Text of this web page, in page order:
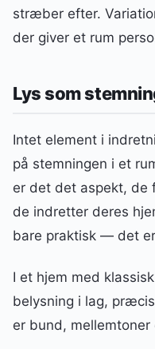
stræber efter.
der giver et rum
Lys som
Intet element i
på stemningen i et
er det det aspekt, de
de indretter deres
bare praktisk — det
I et hjem med
belysning i lag,
er bund, mellemtoner